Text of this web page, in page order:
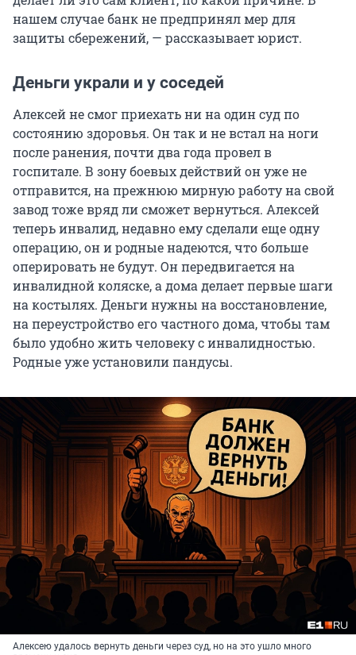
нашем случае банк не предпринял мер для
защиты сбережений, — рассказывает юрист.
Деньги украли и у соседей
Алексей не смог приехать ни на один суд по
состоянию здоровья. Он так и не встал на ноги
после ранения, почти два года провел в
госпитале. В зону боевых действий он уже не
отправится, на прежнюю мирную работу на свой
завод тоже вряд ли сможет вернуться. Алексей
теперь инвалид, недавно ему сделали еще одну
операцию, он и родные надеются, что больше
оперировать не будут. Он передвигается на
инвалидной коляске, а дома делает первые шаги
на костылях. Деньги нужны на восстановление,
на переустройство его частного дома, чтобы там
было удобно жить человеку с инвалидностью.
Родные уже установили пандусы.
Алексею удалось вернуть деньги через суд, но на это ушло много